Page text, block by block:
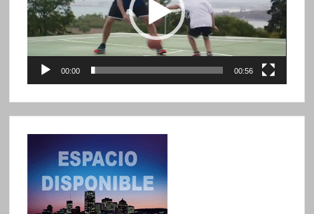
00:00 00:56